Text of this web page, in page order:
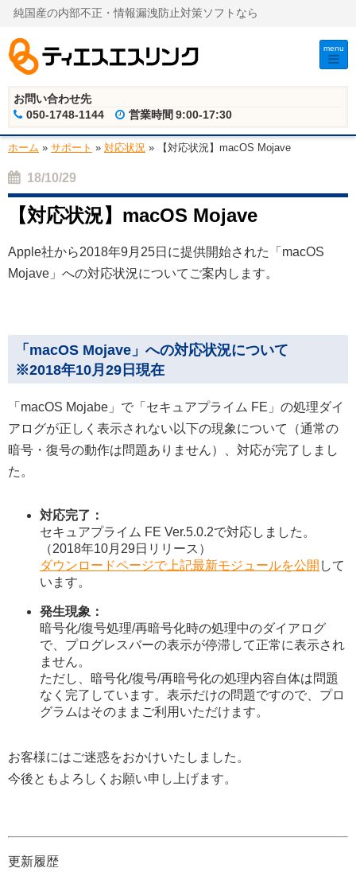
純国産の内部不正・情報漏洩防止対策ソフトなら
お問い合わせ先
050-1748-1144
営業時間 9:00-17:30
menu
ホーム » サポート » 対応状況 » 【対応状況】macOS Mojave
18/10/29
【対応状況】macOS Mojave
Apple社から2018年9月25日に提供開始された「macOS
Mojave」への対応状況についてご案内します。
「macOS Mojave」への対応状況について
※2018年10月29日現在
「macOS Mojabe」で「セキュアプライム FE」の処理ダイ
アログが正しく表示されない以下の現象について（通常の
暗号・復号の動作は問題ありません）、対応が完了しまし
た。
対応完了：
セキュアプライム FE Ver.5.0.2で対応しました。
（2018年10月29日リリース）
ダウンロードページで上記最新モジュールを公開 して
います。
発生現象：
暗号化/復号処理/再暗号化時の処理中のダイアログ
で、プログレスバーの表示が停滞して正常に表示され
ません。
ただし、暗号化/復号/再暗号化の処理内容自体は問題
なく完了しています。表示だけの問題ですので、プロ
グラムはそのままご利用いただけます。
お客様にはご迷惑をおかけいたしました。
今後ともよろしくお願い申し上げます。
更新履歴